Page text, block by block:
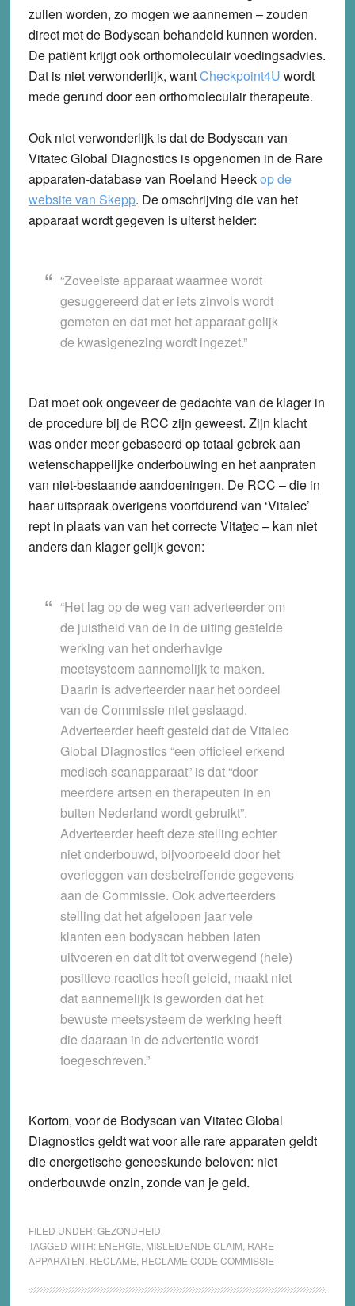
zullen worden, zo mogen we aannemen – zouden
direct met de Bodyscan behandeld kunnen worden.
De patiënt krijgt ook orthomoleculair voedingsadvies.
Dat is niet verwonderlijk, wantCheckpoint4U wordt
mede gerund door een orthomoleculair therapeute.
Ook niet verwonderlijk is dat de Bodyscan van
Vitatec Global Diagnostics is opgenomen in de Rare
apparaten-database van Roeland Heeckop de
website van Skepp. De omschrijving die van het
apparaat wordt gegeven is uiterst helder:
“Zoveelste apparaat waarmee wordt
gesuggereerd dat er iets zinvols wordt
gemeten en dat met het apparaat gelijk
de kwasigenezing wordt ingezet.”
Dat moet ook ongeveer de gedachte van de klager in
de procedure bij de RCC zijn geweest. Zijn klacht
was onder meer gebaseerd op totaal gebrek aan
wetenschappelijke onderbouwing en het aanpraten
van niet-bestaande aandoeningen. De RCC – die in
haar uitspraak overigens voortdurend van ‘Vitalec’
rept in plaats van van het correcte Vitatec – kan niet
anders dan klager gelijk geven:
“Het lag op de weg van adverteerder om
de juistheid van de in de uiting gestelde
werking van het onderhavige
meetsysteem aannemelijk te maken.
Daarin is adverteerder naar het oordeel
van de Commissie niet geslaagd.
Adverteerder heeft gesteld dat de Vitalec
Global Diagnostics “een officieel erkend
medisch scanapparaat” is dat “door
meerdere artsen en therapeuten in en
buiten Nederland wordt gebruikt”.
Adverteerder heeft deze stelling echter
niet onderbouwd, bijvoorbeeld door het
overleggen van desbetreffende gegevens
aan de Commissie. Ook adverteerders
stelling dat het afgelopen jaar vele
klanten een bodyscan hebben laten
uitvoeren en dat dit tot overwegend (hele)
positieve reacties heeft geleid, maakt niet
dat aannemelijk is geworden dat het
bewuste meetsysteem de werking heeft
die daaraan in de advertentie wordt
toegeschreven.”
Kortom, voor de Bodyscan van Vitatec Global
Diagnostics geldt wat voor alle rare apparaten geldt
die energetische geneeskunde beloven: niet
onderbouwde onzin, zonde van je geld.
FILED UNDER:GEZONDHEID
TAGGED WITH: ENERGIE MISLEIDENDE CLAIM RARE
APPARATEN RECLAME RECLAME CODE COMMISSIE